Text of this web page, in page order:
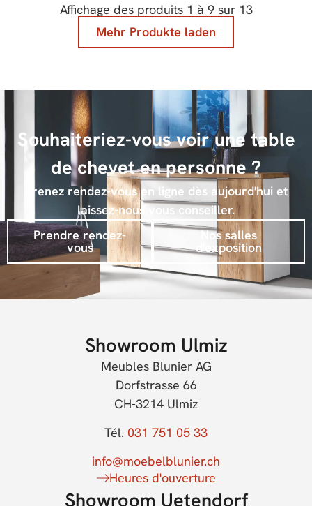
Affichage des produits 1 à 9sur 13
Mehr Produkte laden
Souhaiteriez-vous voir une table
de chevet en personne ?
Prenez rendez-vous en ligne dès aujourd'hui et
laissez-nous vous conseiller.
Prendre rendez-
vous
Nos salles
d'exposition
Showroom Ulmiz
Meubles Blunier AG
Dorfstrasse 66
CH-3214 Ulmiz
Tél. 031 751 05 33
info@moebelblunier.ch
Heures d'ouverture
Showroom Uetendorf